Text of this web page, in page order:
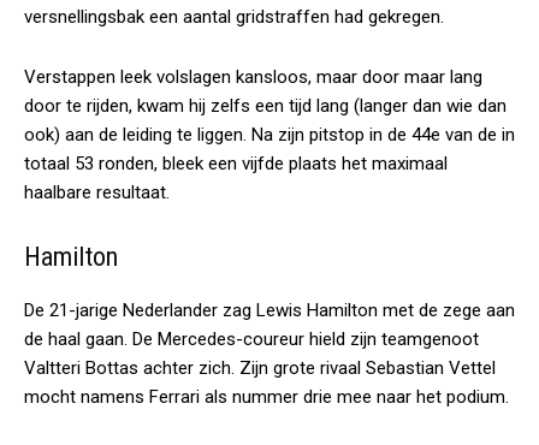
versnellingsbak een aantal gridstraffen had gekregen.
Verstappen leek volslagen kansloos, maar door maar lang
door te rijden, kwam hij zelfs een tijd lang (langer dan wie dan
ook) aan de leiding te liggen. Na zijn pitstop in de 44e van de in
totaal 53 ronden, bleek een vijfde plaats het maximaal
haalbare resultaat.
Hamilton
De 21-jarige Nederlander zag Lewis Hamilton met de zege aan
de haal gaan. De Mercedes-coureur hield zijn teamgenoot
Valtteri Bottas achter zich. Zijn grote rivaal Sebastian Vettel
mocht namens Ferrari als nummer drie mee naar het podium.